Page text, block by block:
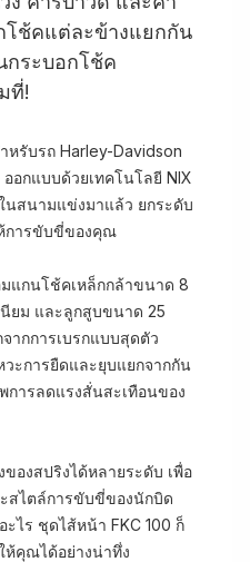
โช้คแต่ละข้างแยกกัน
กระบอกโช้ค
ที่!
หรับรถ Harley-Davidson
อกแบบด้วยเทคโนโลยี NIX
นสนามแข่งมาแล้ว ยกระดับ
การขับขี่ของคุณ
แกนโช้คเหล็กกล้าขนาด 8
ยม และลูกสูบขนาด 25
ากการเบรกแบบสุดตัว
ะการยืดและยุบแยกจากกัน
การลดแรงสั่นสะเทือนของ
องสปริงได้หลายระดับ เพื่อ
สไตล์การขับขี่ของนักบิด
ไร ชุดไส้หน้า FKC 100 ก็
คุณได้อย่างน่าทึ่ง